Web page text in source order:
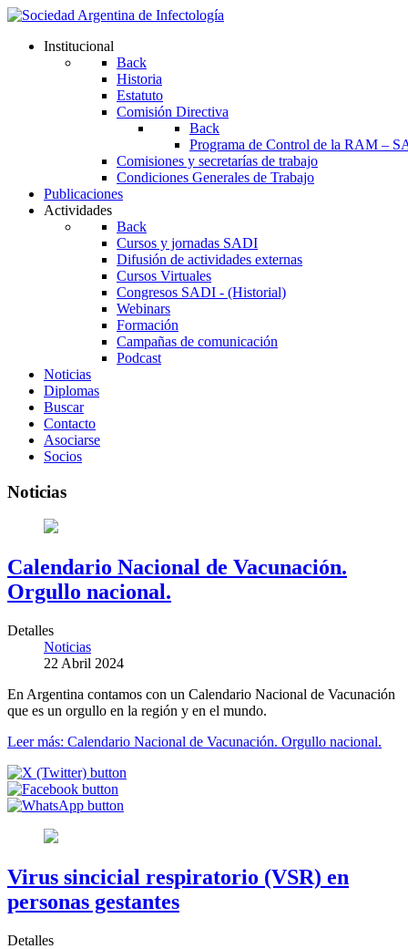
Institucional
Back
Historia
Estatuto
Comisión Directiva
Back
Programa de Control de la RAM –
Comisiones y secretarías de trabajo
Condiciones Generales de Trabajo
Publicaciones
Actividades
Back
Cursos y jornadas SADI
Difusión de actividades externas
Cursos Virtuales
Congresos SADI - (Historial)
Webinars
Formación
Campañas de comunicación
Podcast
Noticias
Diplomas
Buscar
Contacto
Asociarse
Socios
Noticias
Calendario Nacional de Vacunación.
Orgullo nacional.
Detalles
Noticias
22 Abril 2024
En Argentina contamos con un Calendario Nacional de Vacunación
que es un orgullo en la región y en el mundo.
Leer más: Calendario Nacional de Vacunación. Orgullo nacional.
Virus sincicial respiratorio (VSR) en
personas gestantes
Detalles